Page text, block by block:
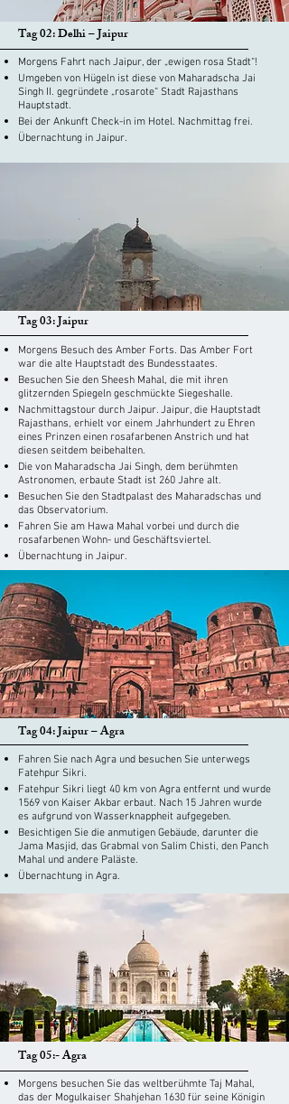
Tag 02: Delhi – Jaipur
Morgens Fahrt nach Jaipur, der „ewigen rosa Stadt“!
Umgeben von Hügeln ist diese von Maharadscha Jai ​​
Singh II. gegründete „rosarote“ Stadt Rajasthans
Hauptstadt.
Bei der Ankunft Check-in im Hotel. Nachmittag frei.
Übernachtung in Jaipur.
Tag 03: Jaipur
Morgens Besuch des Amber Forts. Das Amber Fort
war die alte Hauptstadt des Bundesstaates.
Besuchen Sie den Sheesh Mahal, die mit ihren
glitzernden Spiegeln geschmückte Siegeshalle.
Nachmittagstour durch Jaipur. Jaipur, die Hauptstadt
Rajasthans, erhielt vor einem Jahrhundert zu Ehren
eines Prinzen einen rosafarbenen Anstrich und hat
diesen seitdem beibehalten.
Die von Maharadscha Jai ​​Singh, dem berühmten
Astronomen, erbaute Stadt ist 260 Jahre alt.
Besuchen Sie den Stadtpalast des Maharadschas und
das Observatorium.
Fahren Sie am Hawa Mahal vorbei und durch die
rosafarbenen Wohn- und Geschäftsviertel.
Übernachtung in Jaipur.
Tag 04: Jaipur – Agra
Fahren Sie nach Agra und besuchen Sie unterwegs
Fatehpur Sikri.
Fatehpur Sikri liegt 40 km von Agra entfernt und wurde
1569 von Kaiser Akbar erbaut. Nach 15 Jahren wurde
es aufgrund von Wasserknappheit aufgegeben.
Besichtigen Sie die anmutigen Gebäude, darunter die
Jama Masjid, das Grabmal von Salim Chisti, den Panch
Mahal und andere Paläste.
Übernachtung in Agra.
Tag 05:- Agra
Morgens besuchen Sie das weltberühmte Taj Mahal,
das der Mogulkaiser Shahjehan 1630 für seine Königin